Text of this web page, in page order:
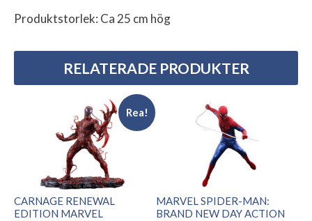
Produktstorlek: Ca 25 cm hög
RELATERADE PRODUKTER
Rea!
CARNAGE RENEWAL
EDITION MARVEL
MARVEL SPIDER-MAN:
BRAND NEW DAY ACTION